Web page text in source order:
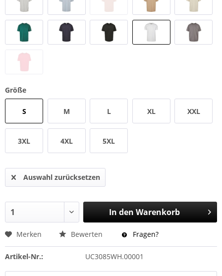
Größe
S M L XL XXL
3XL 4XL 5XL
Auswahl zurücksetzen
In den Warenkorb
Merken Bewerten Fragen?
Artikel-Nr.: UC3085WH.00001